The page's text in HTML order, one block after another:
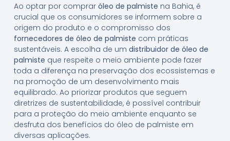
Ao optar por comprar óleo de palmiste na Bahia, é
crucial que os consumidores se informem sobre a
origem do produto e o compromisso dos
fornecedores de óleo de palmiste com práticas
sustentáveis. A escolha de um distribuidor de óleo de
palmiste que respeite o meio ambiente pode fazer
toda a diferença na preservação dos ecossistemas e
na promoção de um desenvolvimento mais
equilibrado. Ao priorizar produtos que seguem
diretrizes de sustentabilidade, é possível contribuir
para a proteção do meio ambiente enquanto se
desfruta dos benefícios do óleo de palmiste em
diversas aplicações.